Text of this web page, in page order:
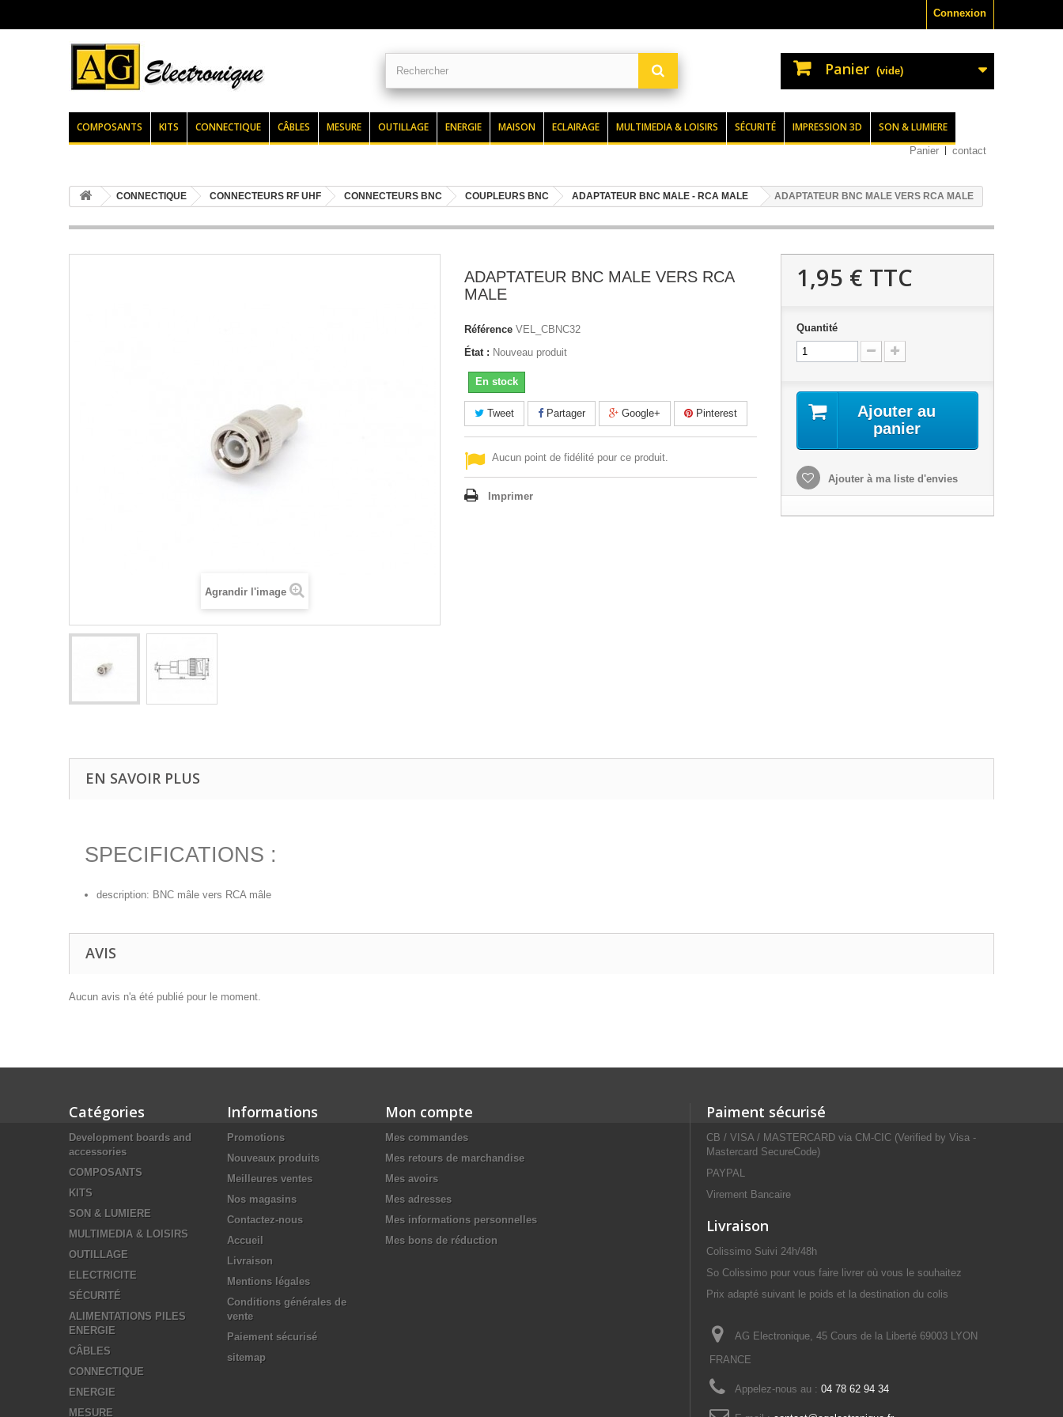
Connexion
Panier (vide)
COMPOSANTS KITS CONNECTIQUE CÂBLES MESURE OUTILLAGE ENERGIE MAISON ECLAIRAGE MULTIMEDIA & LOISIRS SÉCURITÉ IMPRESSION 3D SON & LUMIERE
Panier contact
CONNECTIQUE CONNECTEURS RF UHF CONNECTEURS BNC COUPLEURS BNC ADAPTATEUR BNC MALE - RCA MALE ADAPTATEUR BNC MALE VERS RCA MALE
Agrandir l'image
ADAPTATEUR BNC MALE VERS RCA
MALE
Référence VEL_CBNC32
État : Nouveau produit
En stock
Tweet Partager Google+ Pinterest
Aucun point de fidélité pour ce produit.
Imprimer
1,95 € TTC
Quantité
Ajouter au
panier
Ajouter à ma liste d'envies
EN SAVOIR PLUS
SPECIFICATIONS :
description: BNC mâle vers RCA mâle
AVIS
Aucun avis n'a été publié pour le moment.
Catégories
Development boards and
accessories
COMPOSANTS
KITS
SON & LUMIERE
MULTIMEDIA & LOISIRS
OUTILLAGE
ELECTRICITE
SÉCURITÉ
ALIMENTATIONS PILES
ENERGIE
CÂBLES
CONNECTIQUE
ENERGIE
MESURE
Informations
Promotions
Nouveaux produits
Meilleures ventes
Nos magasins
Contactez-nous
Accueil
Livraison
Mentions légales
Conditions générales de
vente
Paiement sécurisé
sitemap
Mon compte
Mes commandes
Mes retours de marchandise
Mes avoirs
Mes adresses
Mes informations personnelles
Mes bons de réduction
Paiment sécurisé
CB / VISA / MASTERCARD via CM-CIC (Verified by Visa -
Mastercard SecureCode)
PAYPAL
Virement Bancaire
Livraison
Colissimo Suivi 24h/48h
So Colissimo pour vous faire livrer où vous le souhaitez
Prix adapté suivant le poids et la destination du colis
AG Electronique, 45 Cours de la Liberté 69003 LYON
FRANCE
Appelez-nous au : 04 78 62 94 34